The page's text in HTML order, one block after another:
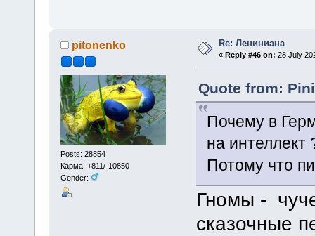
pitonenko
Posts: 28854
Карма: +811/-10850
Gender:
Re: Лениниана
«Reply #46 on: 28 July
Quote from:
Почему в
на интеллект
Потому что
Гномы -
сказочные